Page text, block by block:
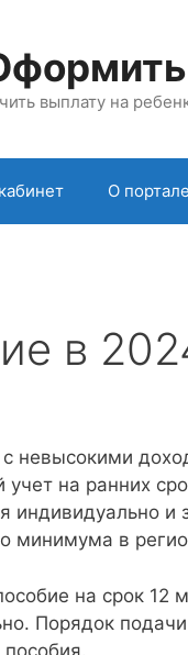
выплату на
О портале
в
невысокими
на ранних
и
минимума в
на срок 12
Порядок